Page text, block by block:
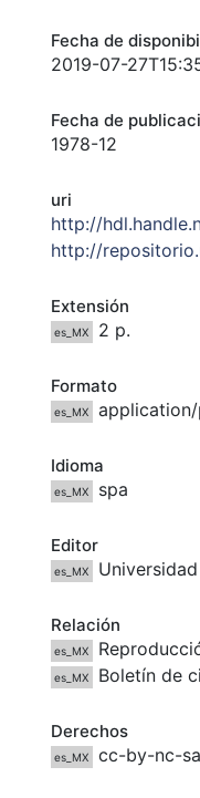
Fecha de
2019-07-
Fecha de
1978-12
uri
http://
http://
Extensión
es_MX 2 p.
Formato
es_MX
Idioma
es_MX spa
Editor
es_MX
Relación
es_MX
es_MX Boletín de
Derechos
es_MX cc-by-nc-